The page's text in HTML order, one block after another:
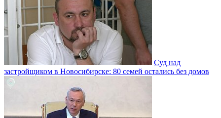
Суд над
застройщиком в Новосибирске: 80 семей остались без домов